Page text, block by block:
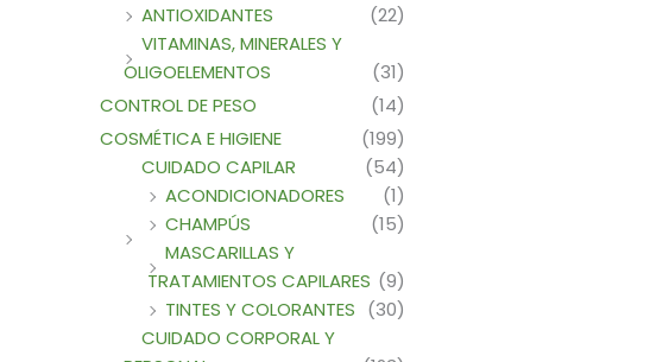
ANTIOXIDANTES
(22)
VITAMINAS, MINERALES Y
OLIGOELEMENTOS
(31)
CONTROL DE PESO
(14)
COSMÉTICA E HIGIENE
(199)
CUIDADO CAPILAR
(54)
ACONDICIONADORES
(1)
CHAMPÚS
(15)
MASCARILLAS Y
TRATAMIENTOS CAPILARES (9)
TINTES Y COLORANTES (30)
CUIDADO CORPORAL Y